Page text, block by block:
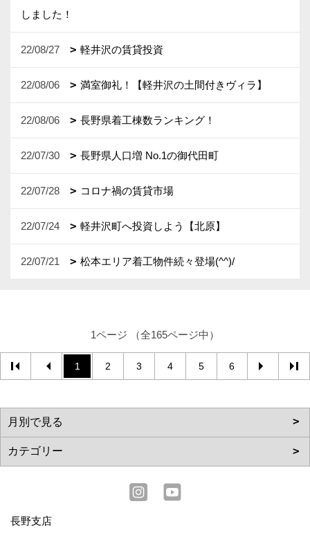
しました！
22/08/27 軽井沢の賃貸投資
22/08/06 満室御礼！【軽井沢の土間付きヴィラ】
22/08/06 長野県着工棟数ランキング！
22/07/30 長野県人口増 No.1の御代田町
22/07/28 コロナ禍の賃貸市場
22/07/24 軽井沢町へ投資しよう【北原】
22/07/21 松本エリア着工物件続々登場(^^)/
1ページ （全165ページ中）
1 2 3 4 5 6
長野支店